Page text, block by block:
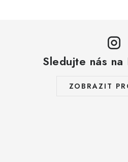
Sledujte nás na
ZOBRAZIT